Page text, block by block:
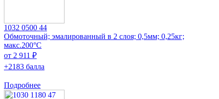
1032 0500 44
Обмоточный; эмалированный в 2 слоя; 0,5мм; 0,25кг;
макс.200°C
от 2 911 ₽
+2183 балла
Подробнее